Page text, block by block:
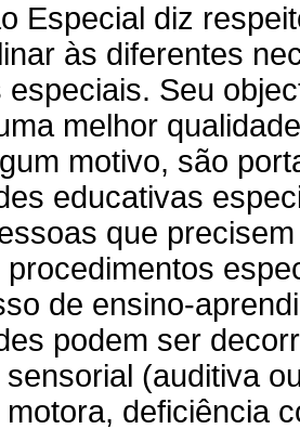
Especial diz
às diferentes
especiais. Seu
melhor
motivo, são
educativas
que
de ensino-
podem ser
(auditiva
deficiência